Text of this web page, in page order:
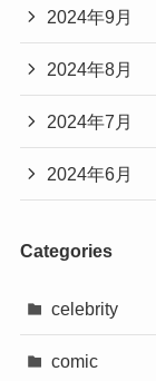
2024年9月
2024年8月
2024年7月
2024年6月
Categories
celebrity
comic